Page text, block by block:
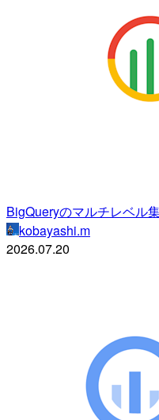
BigQueryのマルチレベル
kobayashi.m
2026.07.20